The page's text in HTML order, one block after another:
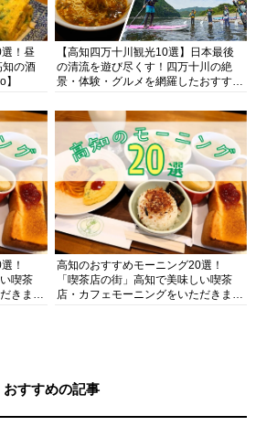
！昼
知の酒
【高知四万十川観光10選】日本最後
の清流を遊び尽くす！四万十川の絶
景・体験・グルメを網羅したおすすめ
！
喫茶
きま
高知のおすすめモーニング20選！
「喫茶店の街」高知で美味しい喫茶
店・カフェモーニングをいただきま
おすすめの記事